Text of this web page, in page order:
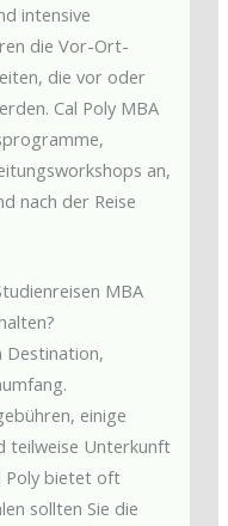
intensive
die Vor-Ort-
die vor oder
Cal Poly MBA
an,
nach der Reise
MBA
Destination,
einige
teilweise Unterkunft
Poly bietet oft
sollten Sie die